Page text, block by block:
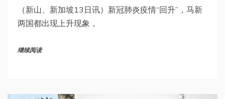
（新山、新加坡13日讯）新冠肺炎疫情“回升”，马新
两国都出现上升现象，
继续阅读